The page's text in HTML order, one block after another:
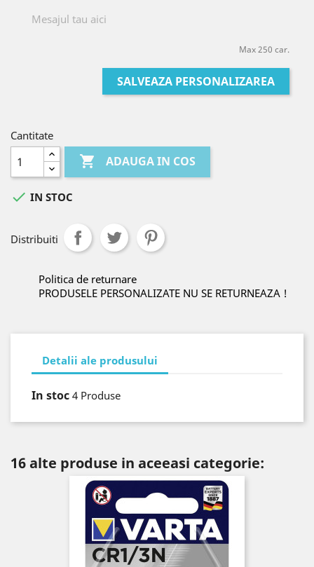
Max 250 car.
SALVEAZA PERSONALIZAREA
Cantitate
 ADAUGA IN COS
 IN STOC
Distribuiti
Politica de returnare
PRODUSELE PERSONALIZATE NU SE RETURNEAZA !
Detalii ale produsului
In stoc 4 Produse
16 alte produse in aceeasi categorie: